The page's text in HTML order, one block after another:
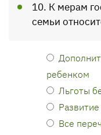
10. К мерам
семьи
ребенком
Льготы
Все